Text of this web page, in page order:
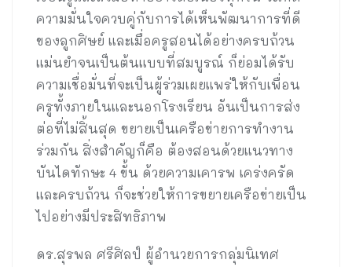
ความมั่นใจควบคู่กับการได้เห็นพัฒนาการที่ดี
ของลูกศิษย์ และเมื่อครูสอนได้อย่างครบถ้วน
แม่นยำจนเป็นต้นแบบที่สมบูรณ์ ก็ย่อมได้รับ
ความเชื่อมั่นที่จะเป็นผู้ร่วมเผยแพร่ให้กับเพื่อน
ครูทั้งภายในและนอกโรงเรียน อันเป็นการส่ง
ต่อที่ไม่สิ้นสุด ขยายเป็นเครือข่ายการทำงาน
ร่วมกัน สิ่งสำคัญก็คือ ต้องสอนด้วยแนวทาง
บันไดทักษะ 4 ขั้น ด้วยความเคารพ เคร่งครัด
และครบถ้วน ก็จะช่วยให้การขยายเครือข่ายเป็น
ไปอย่างมีประสิทธิภาพ
ดร.สุรพล ศรีศิลป์ ผู้อำนวยการกลุ่มนิเทศ